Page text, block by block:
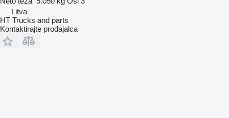
Litva
HT Trucks and parts
Kontaktirajte prodajalca